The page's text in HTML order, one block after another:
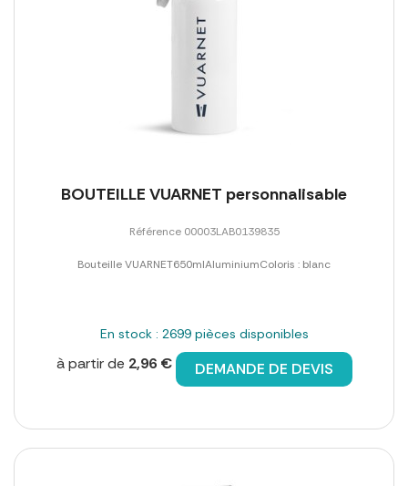
BOUTEILLE VUARNET personnalisable
Référence 00003LAB0139835
Bouteille VUARNET650mlAluminiumColoris : blanc
En stock : 2699 pièces disponibles
à partir de 2,96 € DEMANDE DE DEVIS